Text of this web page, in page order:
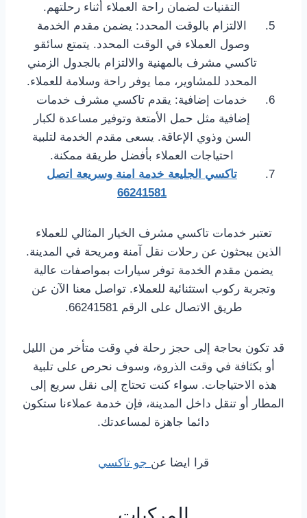
التقنيات لضمان راحة العملاء أثناء رحلتهم.
الالتزام بالوقت المحدد: يضمن مقدم الخدمة
وصول العملاء في الوقت المحدد. يتمتع سائقو
تاكسي مشرف بالمهنية والالتزام بالجدول الزمني
المحدد للمشاوير، مما يوفر راحة وسلامة للعملاء.
خدمات إضافية: يقدم تاكسي مشرف خدمات
إضافية مثل حمل الأمتعة وتوفير مساعدة لكبار
السن وذوي الإعاقة. يسعى مقدم الخدمة لتلبية
احتياجات العملاء بأفضل طريقة ممكنة.
تاكسي الجليعة خدمة امنة وسريعة اتصل
66241581
تعتبر خدمات تاكسي مشرف الخيار المثالي للعملاء
الذين يبحثون عن رحلات نقل آمنة ومريحة في المدينة.
يضمن مقدم الخدمة توفر سيارات بمواصفات عالية
وتجربة ركوب استثنائية للعملاء. تواصل معنا الآن عن
طريق الاتصال على الرقم 66241581.
قد تكون بحاجة إلى حجز رحلة في وقت متأخر من الليل
أو بكثافة في وقت الذروة، وسوف نحرص على تلبية
هذه الاحتياجات. سواء كنت تحتاج إلى نقل سريع إلى
المطار أو تنقل داخل المدينة، فإن خدمة عملاءنا ستكون
دائما جاهزة لمساعدتك.
قرا ايضا عن جو تاكسي